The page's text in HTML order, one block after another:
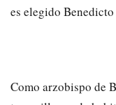
es elegido
Como arzobispo de